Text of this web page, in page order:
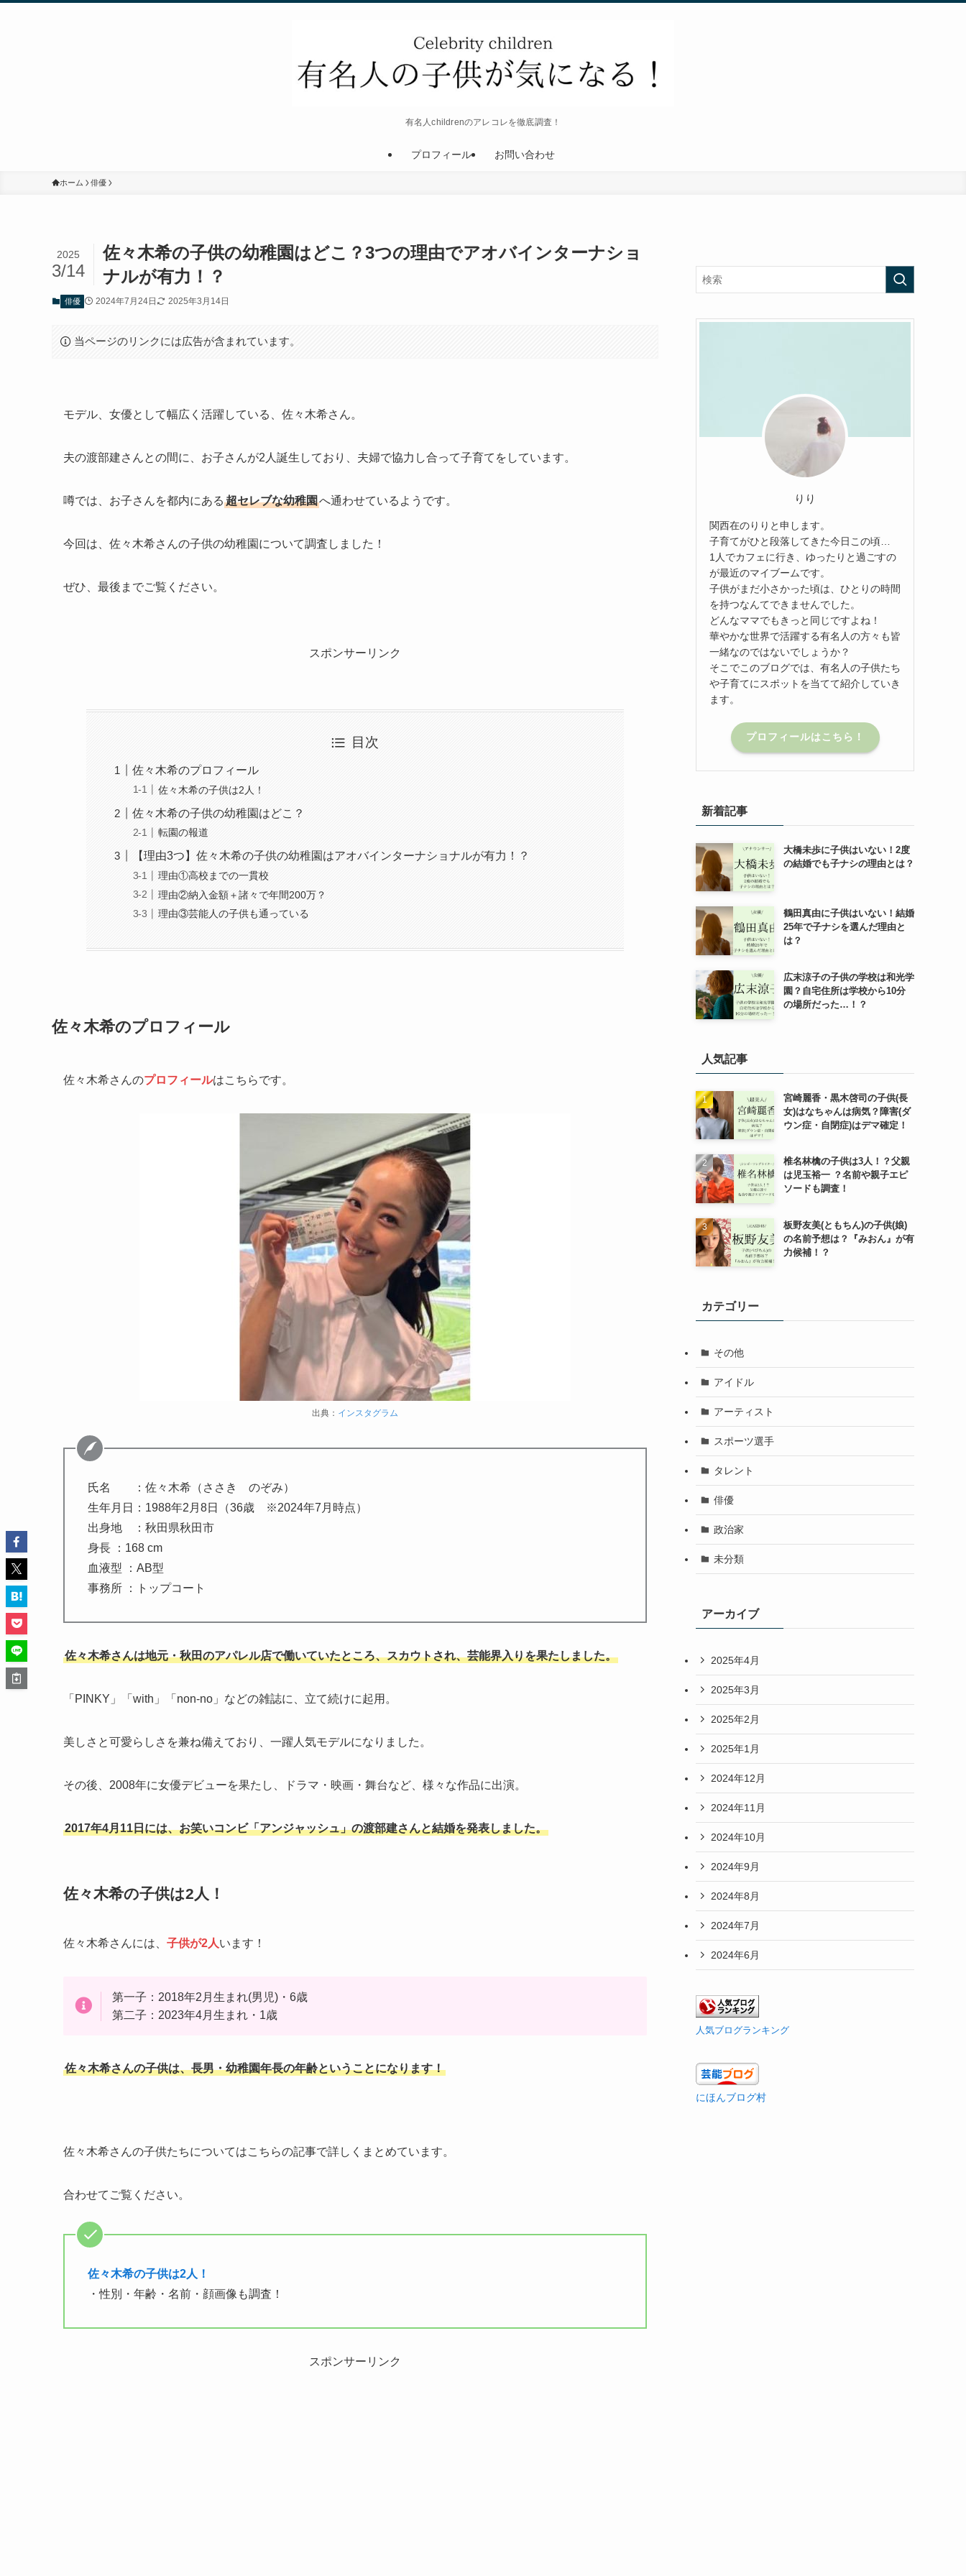
有名人childrenのアレコレを徹底調査！
プロフィール お問い合わせ
ホーム 俳優
佐々木希の子供の幼稚園はどこ？3つの理由でアオバインターナショ
ナルが有力！？
2025
3/14
俳優 2024年7月24日 2025年3月14日
当ページのリンクには広告が含まれています。
モデル、女優として幅広く活躍している、佐々木希さん。
夫の渡部建さんとの間に、お子さんが2人誕生しており、夫婦で協力し合って子育てをしています。
噂では、お子さんを都内にある 超セレブな幼稚園へ通わせているようです。
今回は、佐々木希さんの子供の幼稚園について調査しました！
ぜひ、最後までご覧ください。
スポンサーリンク
目次
佐々木希のプロフィール
佐々木希の子供は2人！
佐々木希の子供の幼稚園はどこ？
転園の報道
【理由3つ】佐々木希の子供の幼稚園はアオバインターナショナルが有力！？
理由①高校までの一貫校
理由②納入金額＋諸々で年間200万？
理由③芸能人の子供も通っている
佐々木希のプロフィール
佐々木希さんのプロフィールはこちらです。
出典： インスタグラム
氏名 ：佐々木希（ささき のぞみ）
生年月日：1988年2月8日（36歳 ※2024年7月時点）
出身地 ：秋田県秋田市
身長 ：168 cm
血液型 ：AB型
事務所 ：トップコート
佐々木希さんは地元・秋田のアパレル店で働いていたところ、スカウトされ、芸能界入りを果たしました。
「PINKY」「with」「non-no」などの雑誌に、立て続けに起用。
美しさと可愛らしさを兼ね備えており、一躍人気モデルになりました。
その後、2008年に女優デビューを果たし、ドラマ・映画・舞台など、様々な作品に出演。
2017年4月11日には、お笑いコンビ「アンジャッシュ」の渡部建さんと結婚を発表しました。
佐々木希の子供は2人！
佐々木希さんには、 子供が2人います！
第一子：2018年2月生まれ(男児)・6歳
第二子：2023年4月生まれ・1歳
佐々木希さんの子供は、長男・幼稚園年長の年齢ということになります！
佐々木希さんの子供たちについてはこちらの記事で詳しくまとめています。
合わせてご覧ください。
佐々木希の子供は2人！
・性別・年齢・名前・顔画像も調査！
スポンサーリンク
りり
関西在のりりと申します。
子育てがひと段落してきた今日この頃…
1人でカフェに行き、ゆったりと過ごすの
が最近のマイブームです。
子供がまだ小さかった頃は、ひとりの時間
を持つなんてできませんでした。
どんなママでもきっと同じですよね！
華やかな世界で活躍する有名人の方々も皆
一緒なのではないでしょうか？
そこでこのブログでは、有名人の子供たち
や子育てにスポットを当てて紹介していき
ます。
プロフィールはこちら！
新着記事
大橋未歩に子供はいない！2度
の結婚でも子ナシの理由とは？
鶴田真由に子供はいない！結婚
25年で子ナシを選んだ理由と
は？
広末涼子の子供の学校は和光学
園？自宅住所は学校から10分
の場所だった…！？
人気記事
宮崎麗香・黒木啓司の子供(長
女)はなちゃんは病気？障害(ダ
ウン症・自閉症)はデマ確定！
椎名林檎の子供は3人！？父親
は児玉裕一 ？名前や親子エピ
ソードも調査！
板野友美(ともちん)の子供(娘)
の名前予想は？『みおん』が有
力候補！？
カテゴリー
その他
アイドル
アーティスト
スポーツ選手
タレント
俳優
政治家
未分類
アーカイブ
2025年4月
2025年3月
2025年2月
2025年1月
2024年12月
2024年11月
2024年10月
2024年9月
2024年8月
2024年7月
2024年6月
人気ブログランキング
にほんブログ村